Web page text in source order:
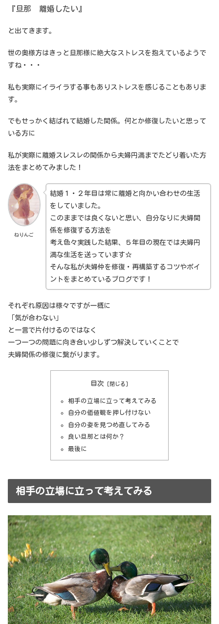
『旦那 離婚したい』
と出てきます。
世の奥様方はきっと旦那様に絶大なストレスを抱えているようで
すね・・・
私も実際にイライラする事もありストレスを感じることもありま
す。
でもせっかく結ばれて結婚した関係。何とか修復したいと思って
いる方に
私が実際に離婚スレスレの関係から夫婦円満までたどり着いた方
法をまとめてみました！
ねりんご
結婚１・２年目は常に離婚と向かい合わせの生活
をしていました。
このままでは良くないと思い、自分なりに夫婦関
係を修復する方法を
考え色々実践した結果、５年目の現在では夫婦円
満な生活を送っています☆
そんな私が夫婦仲を修復・再構築するコツやポイ
ントをまとめているブログです！
それぞれ原因は様々ですが一概に
「気が合わない」
と一言で片付けるのではなく
一つ一つの問題に向き合い少しずつ解決していくことで
夫婦関係の修復に繋がります。
目次
相手の立場に立って考えてみる
自分の価値観を押し付けない
自分の姿を見つめ直してみる
良い旦那とは何か？
最後に
相手の立場に立って考えてみる